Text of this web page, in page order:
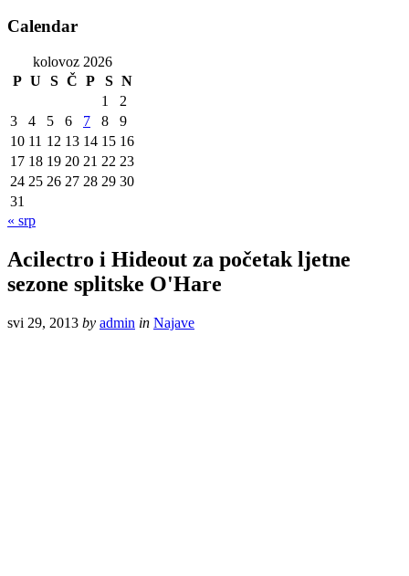
Calendar
kolovoz 2026
P U S Č P S N
1
2
3
4 5 6 7 8
9
10 11 12 13 14 15 16
17 18 19 20 21 22 23
24 25 26 27 28 29 30
31
« srp
Acilectro i Hideout za početak ljetne
sezone splitske O'Hare
svi 29, 2013 by admin in Najave